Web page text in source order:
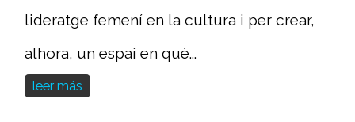
lideratge femení en la cultura i per crear,
alhora, un espai en què...
leer más